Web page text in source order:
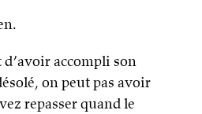
accompli son
on peut pas avoir
repasser quand le